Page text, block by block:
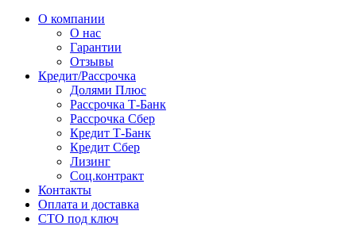
О компании
О нас
Гарантии
Отзывы
Кредит/Рассрочка
Долями Плюс
Рассрочка Т-Банк
Рассрочка Сбер
Кредит Т-Банк
Кредит Сбер
Лизинг
Соц.контракт
Контакты
Оплата и доставка
СТО под ключ